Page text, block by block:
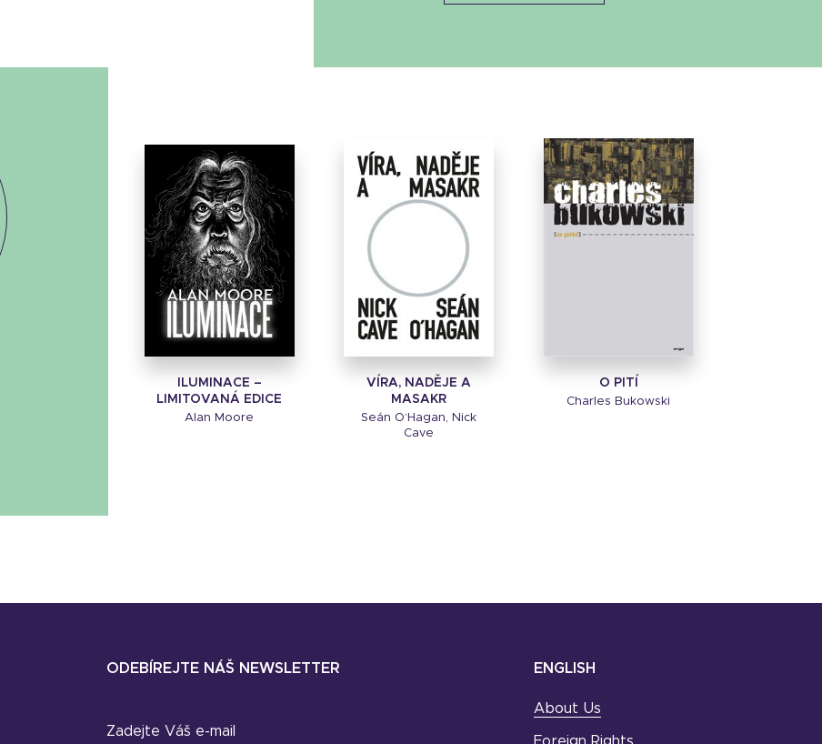
ILUMINACE –
LIMITOVANÁ EDICE
Alan Moore
VÍRA, NADĚJE A
MASAKR
Seán O‘Hagan, Nick
Cave
O PITÍ
Charles Bukowski
ODEBÍREJTE NÁŠ NEWSLETTER
Zadejte Váš e-mail
ENGLISH
About Us